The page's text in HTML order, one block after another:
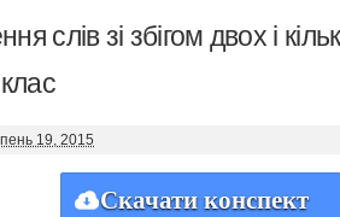
слів зі збігом двох і
19, 2015
Скачати конспект